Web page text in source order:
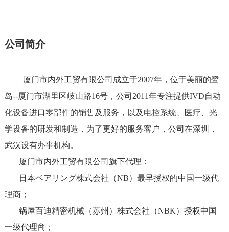
公司简介
厦门市内外工贸有限公司成立于2007年，位于美丽的鹭
岛--厦门市湖里区岐山路16号，公司2011年专注提供IVD自动
化设备进口零部件的销售及服务，以及电控系统、医疗、光
学设备的研发和制造，为了更好的服务客户，公司在深圳，
武汉设有办事机构。
厦门市内外工贸有限公司旗下代理：
日本ベアリング株式会社（NB）最早授权的中国一级代
理商；
锅屋百迪精密机械（苏州）株式会社（NBK）授权中国
一级代理商；